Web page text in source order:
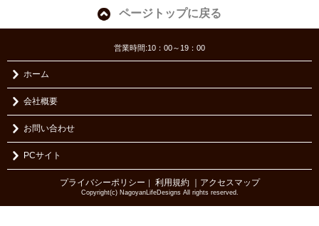
ページトップに戻る
営業時間:10：00～19：00
ホーム
会社概要
お問い合わせ
PCサイト
プライバシーポリシー ｜ 利用規約 ｜アクセスマップ
Copyright(c) NagoyanLifeDesigns All rights reserved.